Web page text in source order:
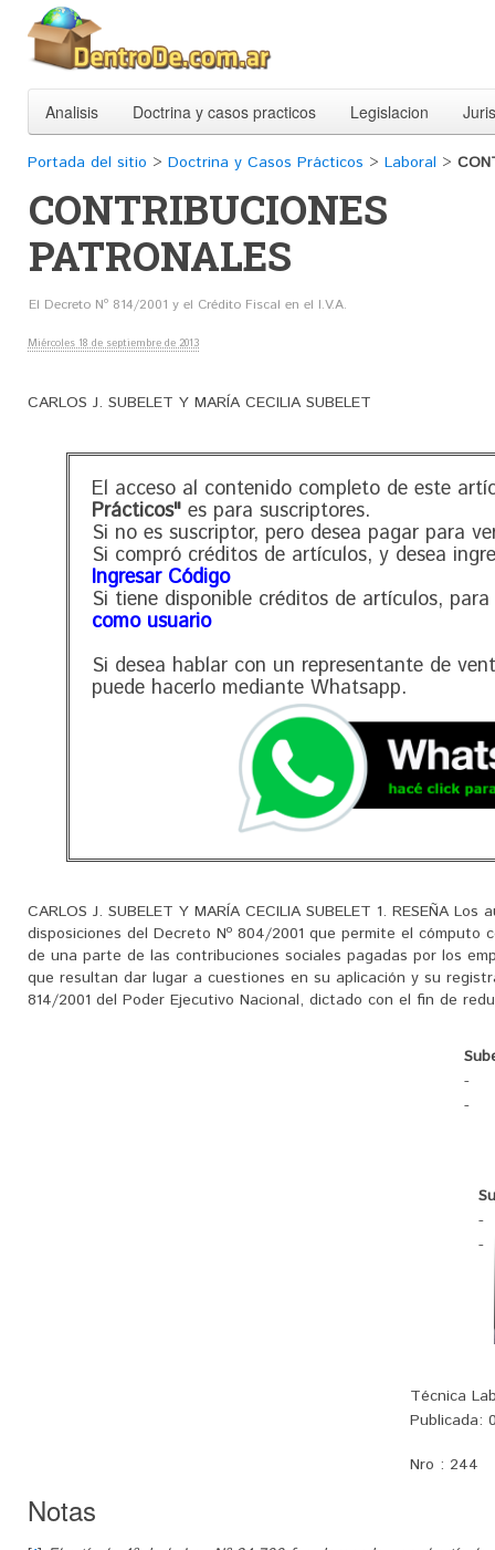
Analisis Doctrina y casos practicos Legislacion
Portada del sitio > Doctrina y Casos Prácticos > Laboral >
CONTRIBUCIONES
PATRONALES
El Decreto Nº 814/2001 y el Crédito Fiscal en el I.V.A.
Miércoles 18 de septiembre de 2013
CARLOS J. SUBELET Y MARÍA CECILIA SUBELET
El acceso al contenido completo de este
Prácticos" es para suscriptores.
Si no es suscriptor, pero desea pagar para
Si compró créditos de artículos, y desea
Ingresar Código
Si tiene disponible créditos de artículos,
como usuario
Si desea hablar con un representante de
puede hacerlo mediante Whatsapp.
CARLOS J. SUBELET Y MARÍA CECILIA SUBELET 1. RESEÑA
disposiciones del Decreto Nº 804/2001 que permite el cómputo
de una parte de las contribuciones sociales pagadas por los
que resultan dar lugar a cuestiones en su aplicación y su
814/2001 del Poder Ejecutivo Nacional, dictado con el fin de
-
-
-
-
Técnica
Publicada:
Nro : 244
Notas